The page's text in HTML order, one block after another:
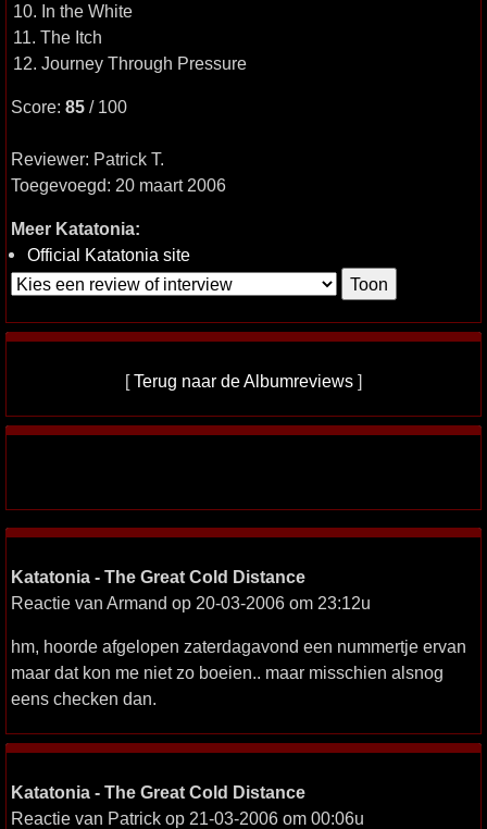
10. In the White
11. The Itch
12. Journey Through Pressure
Score: 85 / 100
Reviewer: Patrick T.
Toegevoegd: 20 maart 2006
Meer Katatonia:
Official Katatonia site
[Terug naar de Albumreviews ]
Katatonia - The Great Cold Distance
Reactie van Armand op 20-03-2006 om 23:12u
hm, hoorde afgelopen zaterdagavond een nummertje ervan
maar dat kon me niet zo boeien.. maar misschien alsnog
eens checken dan.
Katatonia - The Great Cold Distance
Reactie van Patrick op 21-03-2006 om 00:06u